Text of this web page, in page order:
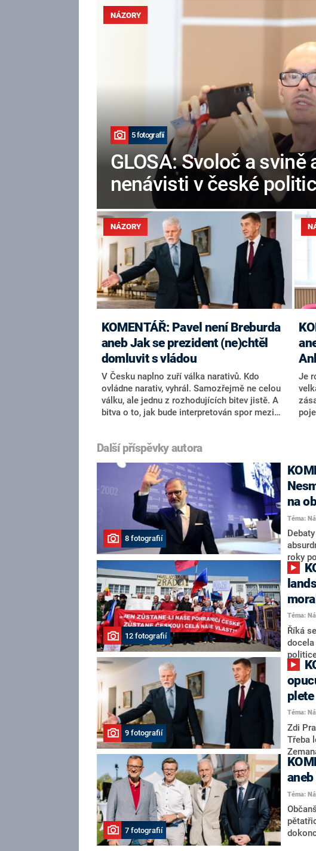
5 fotografií
GLOSA: Svoloč a svině
nenávisti v české
NÁZORY
NÁZORY
KOMENTÁŘ: Pavel není Breburda
aneb Jak se prezident (ne)chtěl
domluvit s vládou
V Česku naplno zuří válka narativů. Kdo
ovládne narativ, vyhrál. Samozřejmě ne celou
válku, ale jednu z rozhodujících bitev jistě. A
bitva o to, jak bude interpretován spor mezi
Je
Další příspěvky autora
8 fotografií
na
Téma:
roky
klasik,
12 fotografií
Téma:
Říká
právě
9 fotografií
Téma:
Zdi
Třeba
si to,
války,
7 fotografií
Téma: